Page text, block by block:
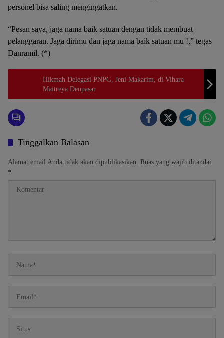
personel bisa saling mengingatkan.
“Pesan saya, jaga nama baik satuan dengan tidak membuat
pelanggaran. Jaga dirimu dan jaga nama baik satuan mu !,” tegas
Danramil. (*)
Hikmah Delegasi PNPG, Jeni Makarim, di Vihara
Maitreya Denpasar
Tinggalkan Balasan
Alamat email Anda tidak akan dipublikasikan. Ruas yang wajib ditandai
*